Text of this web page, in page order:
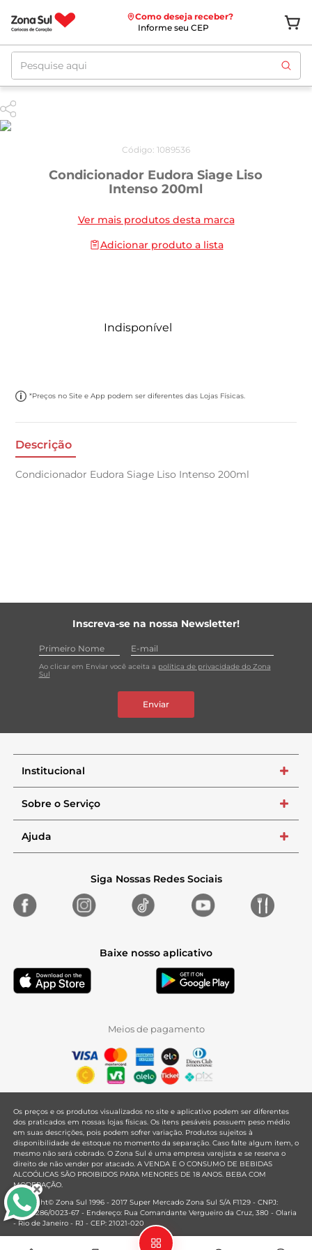
Como deseja receber?
Informe seu CEP
Pesquise aqui
Código: 1089536
Condicionador Eudora Siage Liso
Intenso 200ml
Ver mais produtos desta marca
Adicionar produto a lista
Indisponível
*Preços no Site e App podem ser diferentes das Lojas Físicas.
Descrição
Condicionador Eudora Siage Liso Intenso 200ml
Inscreva-se na nossa Newsletter!
Ao clicar em Enviar você aceita a política de privacidade do Zona
Sul
Enviar
Institucional +
Sobre o Serviço +
Ajuda +
Siga Nossas Redes Sociais
Baixe nosso aplicativo
Meios de pagamento
Os preços e os produtos visualizados no site e aplicativo podem ser diferentes
dos praticados em nossas lojas físicas. Os itens pesáveis possuem peso médio
em suas descrições, pois podem sofrer variação. Produtos sujeitos à
disponibilidade de estoque no momento da separação. Caso falte algum item, o
mesmo não será cobrado. O Zona Sul é uma empresa varejista e se reserva o
direito de não vender por atacado. A VENDA E O CONSUMO DE BEBIDAS
ALCOÓLICAS SÃO PROIBIDOS PARA MENORES DE 18 ANOS. BEBA COM
MODERAÇÃO.
Copyright© Zona Sul 1996 - 2017 Super Mercado Zona Sul S/A F1129 - CNPJ:
33.381.286/0023-67 - Endereço: Rua Comandante Vergueiro da Cruz, 380 - Olaria
- Rio de Janeiro - RJ - CEP: 21021-020
Mantido por